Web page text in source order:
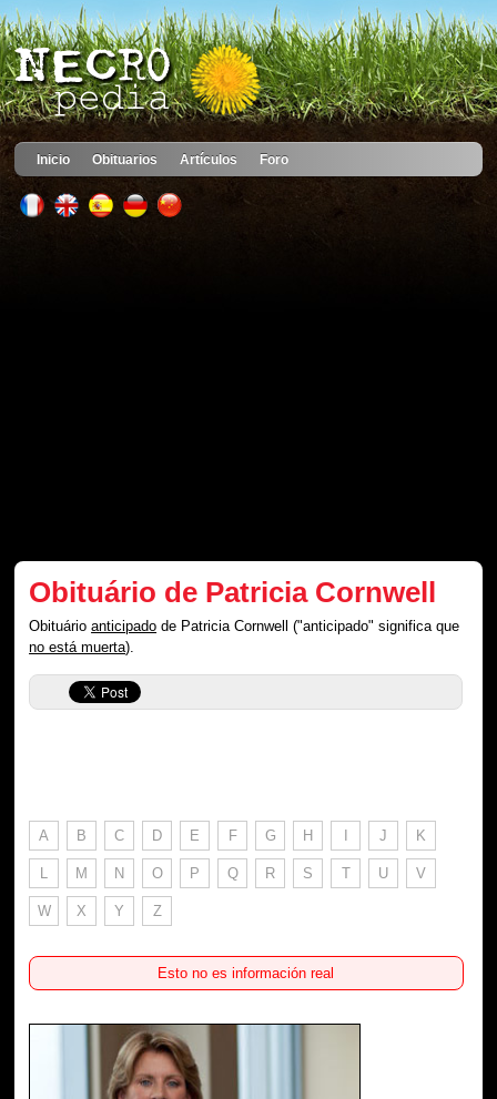
Inicio Obituarios Artículos Foro
Obituário de Patricia Cornwell
Obituárioanticipado de Patricia Cornwell ("anticipado" significa que
no está muerta).
A B C D E F G H I J K
L M N O P Q R S T U V
W X Y Z
Esto no es información real